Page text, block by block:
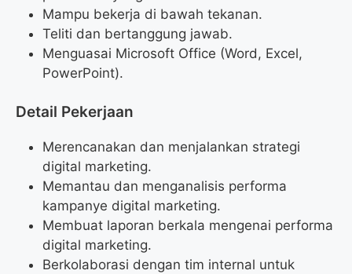
Mampu bekerja di bawah tekanan.
Teliti dan bertanggung jawab.
Menguasai Microsoft Office (Word, Excel,
PowerPoint).
Detail Pekerjaan
Merencanakan dan menjalankan strategi
digital marketing.
Memantau dan menganalisis performa
kampanye digital marketing.
Membuat laporan berkala mengenai performa
digital marketing.
Berkolaborasi dengan tim internal untuk